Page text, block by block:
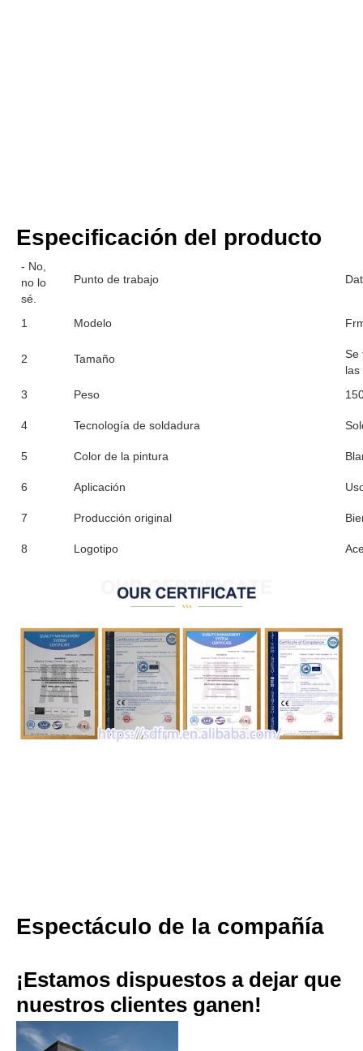
Especificación del producto
- No,
no lo
sé.
Punto de trabajo
1 Modelo
2 Tamaño
Se
las
3
Peso
4 Tecnología de soldadura
5 Color de la pintura
6 Aplicación
7 Producción original
8 Logotipo
Espectáculo de la compañía
¡Estamos dispuestos a dejar que
nuestros clientes ganen!